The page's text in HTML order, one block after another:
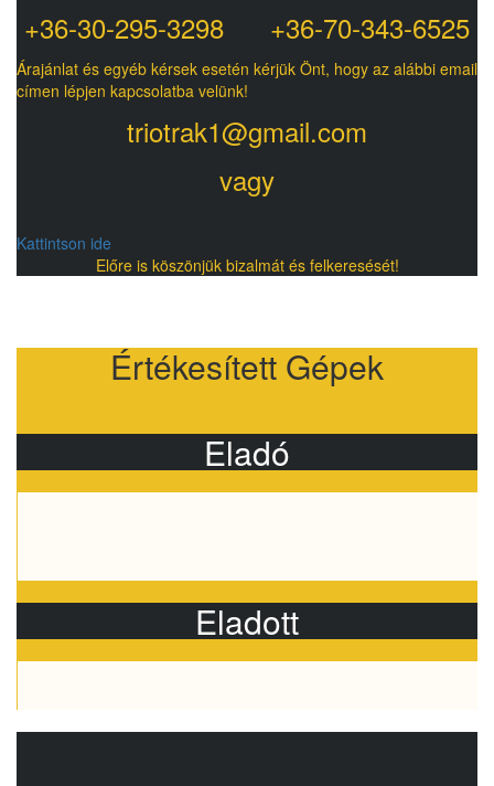
+36-30-295-3298 +36-70-343-6525
Árajánlat és egyéb kérsek esetén kérjük Önt, hogy az alábbi email
címen lépjen kapcsolatba velünk!
triotrak1@gmail.com
vagy
Kattintson ide
Előre is köszönjük bizalmát és felkeresését!
Értékesített Gépek
Eladó
Eladott